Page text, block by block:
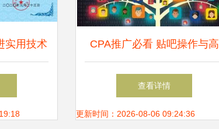
实用技术
力智慧
CPA推广必看 贴吧操作与高
效技术推广全攻略
查看详情
更新时间：2026-08-06 09:24:36